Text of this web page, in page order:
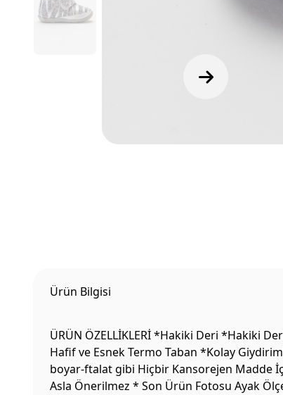
Ürün Bilgisi
ÜRÜN ÖZELLİKLERİ *Hakiki Deri *Hakiki
Hafif ve Esnek Termo Taban *Kolay
boyar-ftalat gibi Hiçbir Kansorejen Madde
Asla Önerilmez * Son Ürün Fotosu Ayak